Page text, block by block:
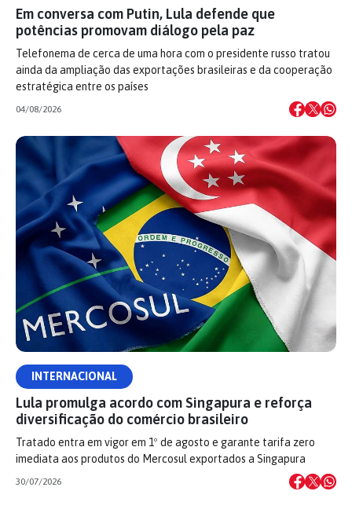
Em conversa com Putin, Lula defende que
potências promovam diálogo pela paz
Telefonema de cerca de uma hora com o presidente russo tratou
ainda da ampliação das exportações brasileiras e da cooperação
estratégica entre os países
04/08/2026
INTERNACIONAL
Lula promulga acordo com Singapura e reforça
diversificação do comércio brasileiro
Tratado entra em vigor em 1º de agosto e garante tarifa zero
imediata aos produtos do Mercosul exportados a Singapura
30/07/2026